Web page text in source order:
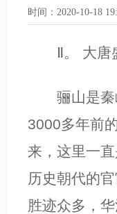
时间：2020-10-18
Ⅱ。 大唐
骊山是秦岭
3000多年前
来，这里一
历史朝代的
胜迹众多，